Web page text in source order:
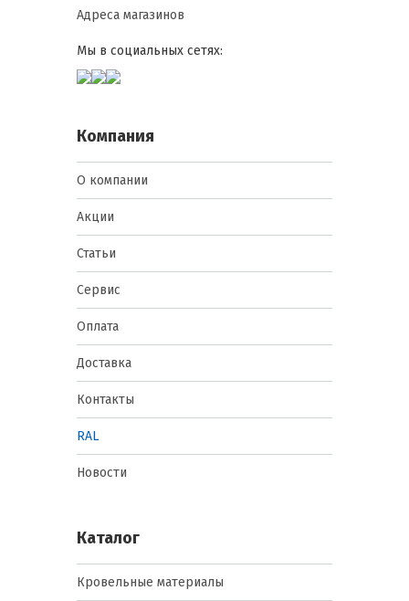
Адреса магазинов
Мы в социальных сетях:
Компания
О компании
Акции
Статьи
Сервис
Оплата
Доставка
Контакты
RAL
Новости
Каталог
Кровельные материалы